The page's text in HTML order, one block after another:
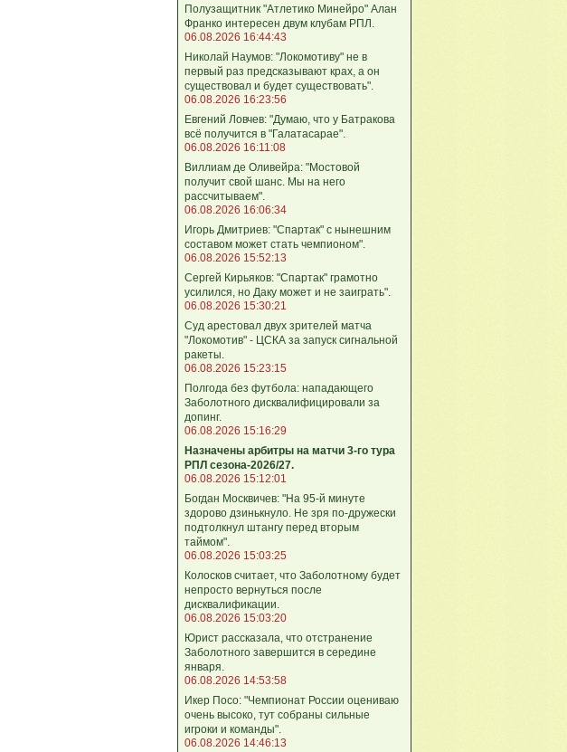
Полузащитник "Атлетико Минейро" Алан
Франко интересен двум клубам РПЛ.
06.08.2026 16:44:43
Николай Наумов: "Локомотиву" не в
первый раз предсказывают крах, а он
существовал и будет существовать".
06.08.2026 16:23:56
Евгений Ловчев: "Думаю, что у Батракова
всё получится в "Галатасарае".
06.08.2026 16:11:08
Виллиам де Оливейра: "Мостовой
получит свой шанс. Мы на него
рассчитываем".
06.08.2026 16:06:34
Игорь Дмитриев: "Спартак" с нынешним
составом может стать чемпионом".
06.08.2026 15:52:13
Сергей Кирьяков: "Спартак" грамотно
усилился, но Даку может и не заиграть".
06.08.2026 15:30:21
Суд арестовал двух зрителей матча
"Локомотив" - ЦСКА за запуск сигнальной
ракеты.
06.08.2026 15:23:15
Полгода без футбола: нападающего
Заболотного дисквалифицировали за
допинг.
06.08.2026 15:16:29
Назначены арбитры на матчи 3-го тура
РПЛ сезона-2026/27.
06.08.2026 15:12:01
Богдан Москвичев: "На 95‑й минуте
здорово дзинькнуло. Не зря по‑дружески
подтолкнул штангу перед вторым
таймом".
06.08.2026 15:03:25
Колосков считает, что Заболотному будет
непросто вернуться после
дисквалификации.
06.08.2026 15:03:20
Юрист рассказала, что отстранение
Заболотного завершится в середине
января.
06.08.2026 14:53:58
Икер Посо: "Чемпионат России оцениваю
очень высоко, тут собраны сильные
игроки и команды".
06.08.2026 14:46:13